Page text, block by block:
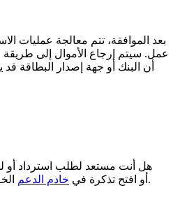
عمل. سيتم إرجاع الأموال إلى طريقة
أن البنك أو جهة إصدار البطاقة قد
هل أنت مستعد لطلب استرداد أو
أو افتح تذكرة في خادم الدعم الخاص بنا.